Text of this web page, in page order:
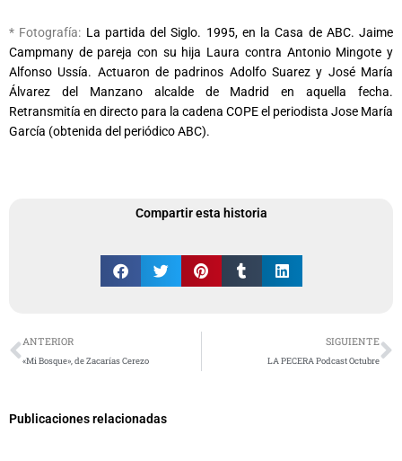
* Fotografía: La partida del Siglo. 1995, en la Casa de ABC. Jaime
Campmany de pareja con su hija Laura contra Antonio Mingote y
Alfonso Ussía. Actuaron de padrinos Adolfo Suarez y José María
Álvarez del Manzano alcalde de Madrid en aquella fecha.
Retransmitía en directo para la cadena COPE el periodista Jose María
García (obtenida del periódico ABC).
Compartir esta historia
Ant
ANTERIOR
«Mi Bosque», de Zacarías Cerezo
SIGUIENTE
LA PECERA Podcast Octubre
Publicaciones relacionadas